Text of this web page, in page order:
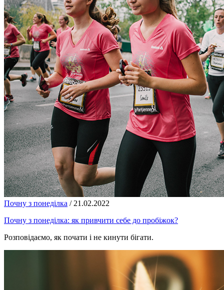
Почну з понеділка / 21.02.2022
Почну з понеділка: як привчити себе до пробіжок?
Розповідаємо, як почати і не кинути бігати.